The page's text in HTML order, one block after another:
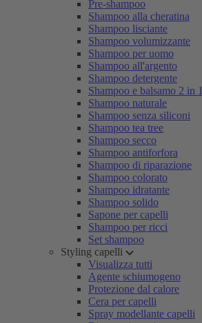
Pre-shampoo
Shampoo alla cheratina
Shampoo lisciante
Shampoo volumizzante
Shampoo per uomo
Shampoo all'argento
Shampoo detergente
Shampoo e balsamo 2 in 1
Shampoo naturale
Shampoo senza siliconi
Shampoo tea tree
Shampoo secco
Shampoo antiforfora
Shampoo di riparazione
Shampoo colorato
Shampoo idratante
Shampoo solido
Sapone per capelli
Shampoo per ricci
Set shampoo
Styling capelli
Visualizza tutti
Agente schiumogeno
Protezione dal calore
Cera per capelli
Spray modellante capelli